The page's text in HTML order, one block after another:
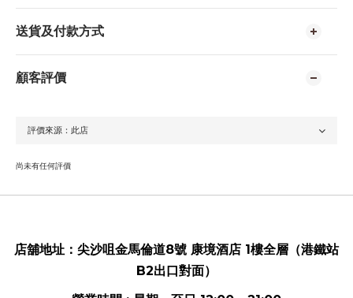
送貨及付款方式
顧客評價
尚未有任何評價
店舖地址： 尖沙咀金馬倫道8號 康境酒店 1樓全層（港鐵站
B2出口對面）